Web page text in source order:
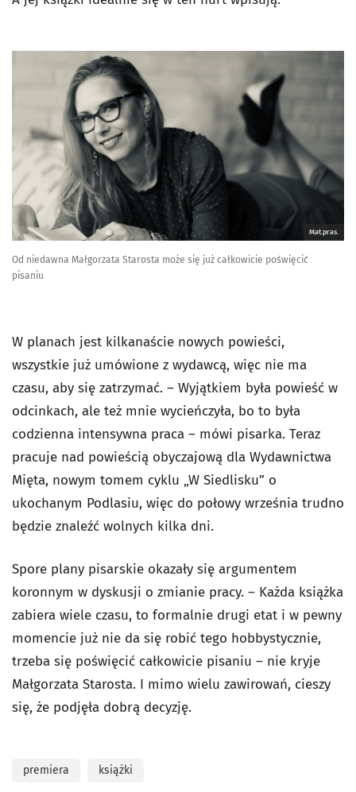
Mat.pras.
Od niedawna Małgorzata Starosta może się już całkowicie poświęcić
pisaniu
W planach jest kilkanaście nowych powieści,
wszystkie już umówione z wydawcą, więc nie ma
czasu, aby się zatrzymać. – Wyjątkiem była powieść w
odcinkach, ale też mnie wycieńczyła, bo to była
codzienna intensywna praca – mówi pisarka. Teraz
pracuje nad powieścią obyczajową dla Wydawnictwa
Mięta, nowym tomem cyklu „W Siedlisku” o
ukochanym Podlasiu, więc do połowy września trudno
będzie znaleźć wolnych kilka dni.
Spore plany pisarskie okazały się argumentem
koronnym w dyskusji o zmianie pracy. – Każda książka
zabiera wiele czasu, to formalnie drugi etat i w pewny
momencie już nie da się robić tego hobbystycznie,
trzeba się poświęcić całkowicie pisaniu – nie kryje
Małgorzata Starosta. I mimo wielu zawirowań, cieszy
się, że podjęła dobrą decyzję.
premiera książki